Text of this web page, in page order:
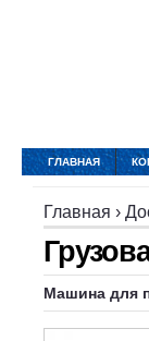
ГЛАВНАЯ
Главная ›
Машина для